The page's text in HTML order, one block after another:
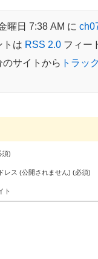
曜日 7:38 AM に
トは RSS 2.0フィー
サイトから トラッ
須)
レス (公開されません) (必須)
ト